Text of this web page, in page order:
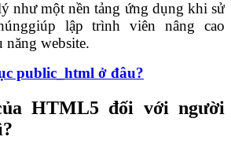
như một nền tảng ứng dụng khi sử
lập trình viên nâng cao
năng website.
public_html ở đâu?
HTML5 đối với người